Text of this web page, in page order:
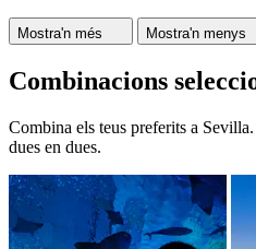
Mostra'n més Mostra'n menys
Combinacions
Combina els teus preferits a
dues en dues.